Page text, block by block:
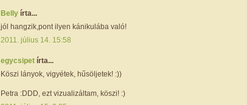
Belly írta...
jól hangzik,pont ilyen kánikulába való!
2011. július 14. 15:58
egycsipet írta...
Köszi lányok, vigyétek, hűsöljetek! :))
Petra :DDD, ezt vizualizáltam, köszi! :)